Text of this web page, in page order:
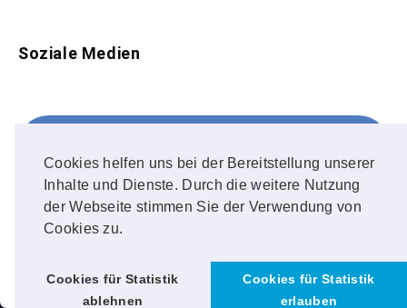
Cookies helfen uns bei der Bereitstellung unserer
Inhalte und Dienste. Durch die weitere Nutzung
der Webseite stimmen Sie der Verwendung von
Cookies zu.
Cookies für Statistik
ablehnen
Cookies für Statistik
erlauben
Soziale Medien
FOLLOW ME!
Instagram
OUR PHOTOS!